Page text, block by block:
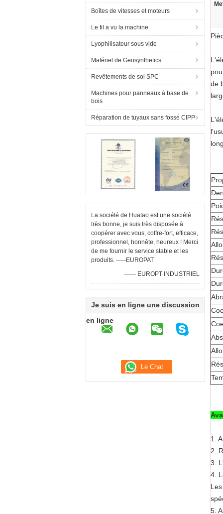
Boîtes de vitesses et moteurs
Le fil a vu la machine
Lyophilisateur sous vide
Matériel de Geosynthetics
Revêtements de sol SPC
Machines pour panneaux à base de
bois
Réparation de tuyaux sans fossé CIPP
La société de Huatao est une société
très bonne, je suis très disposée à
coopérer avec vous, coffre-fort, efficace,
professionnel, honnête, heureux ! Merci
de me fournir le service stable et les
produits. -----EUROPAT
—— EUROPT INDUSTRIEL
Je suis en ligne une discussion
en ligne
de
1.
2.
3.
4.
5.